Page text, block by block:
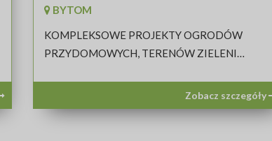
BYTOM
KOMPLEKSOWE PROJEKTY OGRODÓW
PRZYDOMOWYCH, TERENÓW ZIELENI
Zobacz szczegóły